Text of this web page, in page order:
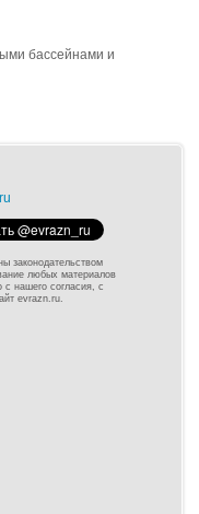
бассейнами и
законодательством
любых материалов
с нашего согласия, с
evrazn.ru.